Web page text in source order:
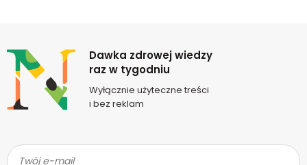
Dawka zdrowej wiedzy
raz w tygodniu
Wyłącznie użyteczne treści
i bez reklam